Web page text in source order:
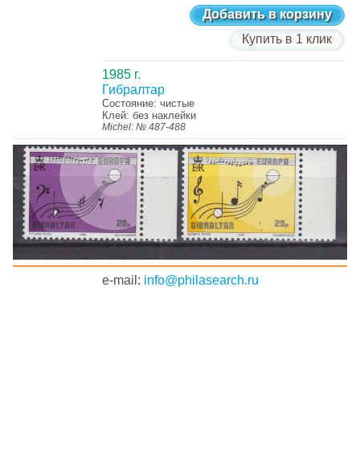
Добавить в корзину
Купить в 1 клик
1985 г.
Гибралтар
Состояние: чистые
Клей: без наклейки
Michel: № 487-488
e-mail: info@philasearch.ru